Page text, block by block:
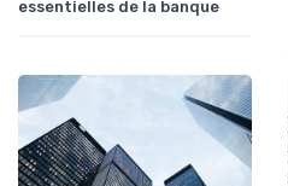
essentielles de la banque